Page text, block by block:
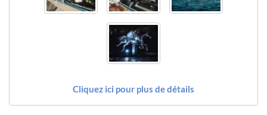
Cliquez ici pour plus de détails